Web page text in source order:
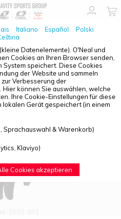
Italiano Español
Polski
Datenelemente). O'Neal und
Cookies an Ihren Browser senden,
speichert. Diese Cookies
der Website und sammeln
Verbesserung der
können Sie auswählen, welche
Ihre Cookie-Einstellungen für diese
Gerät gespeichert (in einem
Sprachauswahl & Warenkorb)
Klaviyo)
Cookies akzeptieren